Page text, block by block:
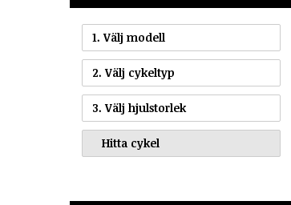
1. Välj modell
2. Välj cykeltyp
3. Välj hjulstorlek